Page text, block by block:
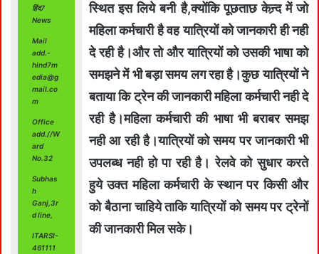
हिंद7
News
Mail
add.-
hind7m
edia@g
mail.co
m
Office
add.//W
ard
No.32
Subhas
h
Ganj,3r
d line,
ITARSI-
461111
स्थित इस लिये बनी है,क्योंकि पूछताछ केन्र्द में जो
महिला कर्मचारी है वह यात्रियों को जानकारी ही नही
दे रही है।और तो और यात्रियों को उसकी भाषा को
समझने में भी बड़ा समय लग रहा है।कुछ यात्रियों ने
बताया कि ट्रेन की जानकारी महिला कर्मचारी नही दे
रही है।महिला कर्मचारी की भाषा भी बराबर समझ
नही आ रही है।यात्रियों को समय पर जानकारी भी
उपलब्ध नही हो पा रही है। रेलवे को सुधार करते
हुये उक्त महिला कर्मचारी के स्थान पर किसी और
को बैठाना चाहिये ताकि यात्रियों को समय पर ट्रेनों
की जानकारी मिल सके।